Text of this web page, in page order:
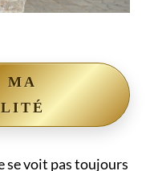
MA
se voit pas toujours